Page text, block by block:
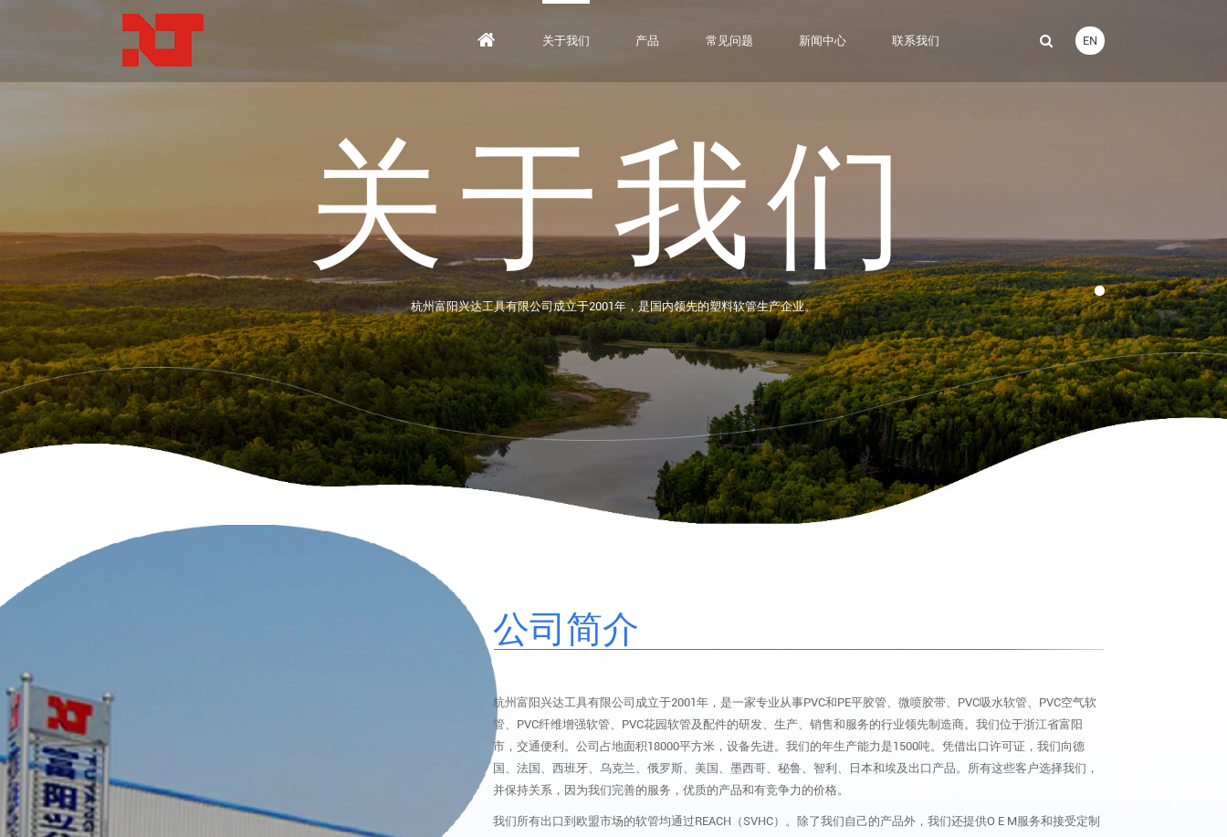
关于我们 产品 常见问题 新闻中心 联系我们 EN
关于我们
杭州富阳兴达工具有限公司成立于2001年，是国内领先的塑料软管生产企业。
公司简介
杭州富阳兴达工具有限公司成立于2001年，是一家专业从事PVC和PE平胶管、微喷胶带、PVC吸水软管、PVC空气软
管、PVC纤维增强软管、PVC花园软管及配件的研发、生产、销售和服务的行业领先制造商。我们位于浙江省富阳
市，交通便利。公司占地面积18000平方米，设备先进。我们的年生产能力是1500吨。凭借出口许可证，我们向德
国、法国、西班牙、乌克兰、俄罗斯、美国、墨西哥、秘鲁、智利、日本和埃及出口产品。所有这些客户选择我们，
并保持关系，因为我们完善的服务，优质的产品和有竞争力的价格。
我们所有出口到欧盟市场的软管均通过REACH（SVHC）。除了我们自己的产品外，我们还提供O E M服务和接受定制